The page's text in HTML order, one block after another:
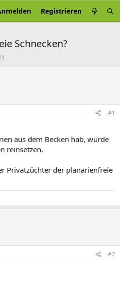
Registrieren
Schnecken?
#1
aus dem Becken hab, würde
reinsetzen.
Privatzüchter der planarienfreie
#2